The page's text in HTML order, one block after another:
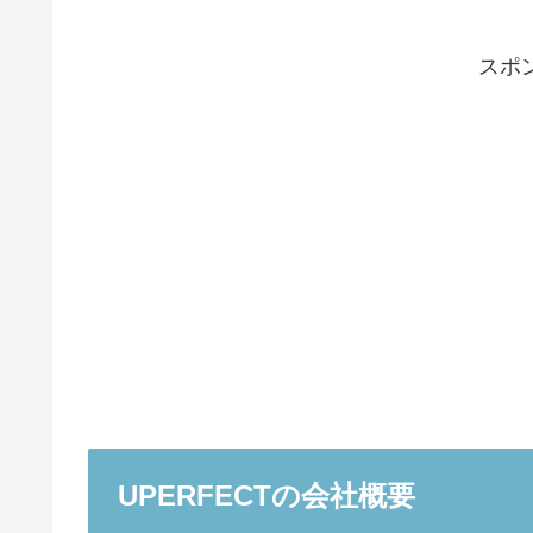
スポ
UPERFECTの会社概要